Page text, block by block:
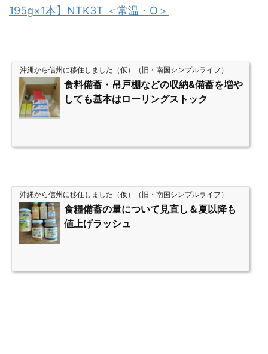
195g×1本】NTK3T ＜常温・O＞
沖縄から信州に移住しました（仮）（旧・南国シンプルライフ）
食料備蓄・吊戸棚などの収納&備蓄を増や
しても基本はローリングストック
沖縄から信州に移住しました（仮）（旧・南国シンプルライフ）
食糧備蓄の量について見直し＆夏以降も
値上げラッシュ